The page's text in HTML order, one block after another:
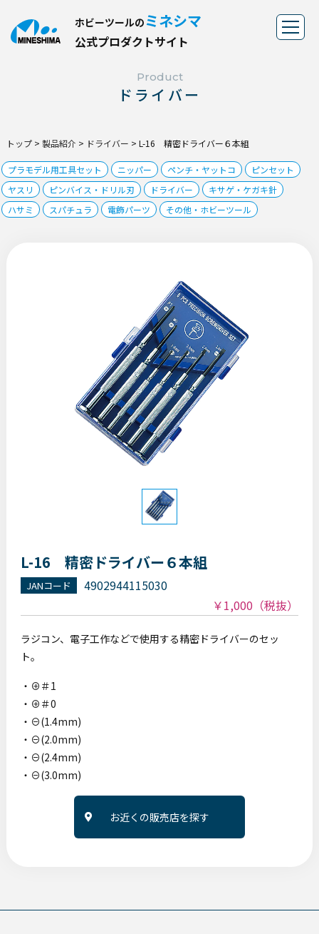
ホビーツールの ミネシマ
公式プロダク トサイ ト
Product
ドライバー
トップ> 製品紹介 > ドライバー > L-16 精密ドライバー６本組
プラモデル用工具セット ニッパー ペンチ・ヤットコ
ピンセット
ヤスリ
ピンバイス・ドリル刃 ドライバー
キサゲ・ケガキ針
ハサミ
スパチュラ 電飾パーツ その他・ホビーツール
L-16 精密ドライバー６本組
JANコード
4902944115030
￥1,000 （税抜）
ラジコン、電子工作などで使用する精密ドライバーのセッ
ト。
・⊕＃1
・⊕＃0
・⊖(1.4mm)
・⊖(2.0mm)
・⊖(2.4mm)
・⊖(3.0mm)
お近くの販売店を探す